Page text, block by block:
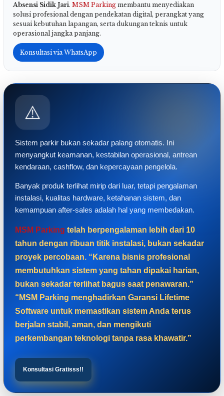
Absensi Sidik Jari. MSM Parking membantu menyediakan
solusi profesional dengan pendekatan digital, perangkat yang
sesuai kebutuhan lapangan, serta dukungan teknis untuk
operasional jangka panjang.
Konsultasi via WhatsApp
⚠️
Sistem parkir bukan sekadar palang otomatis. Ini
menyangkut keamanan, kestabilan operasional, antrean
kendaraan, cashflow, dan kepercayaan pengelola.
Banyak produk terlihat mirip dari luar, tetapi pengalaman
instalasi, kualitas hardware, ketahanan sistem, dan
kemampuan after-sales adalah hal yang membedakan.
MSM Parking telah berpengalaman lebih dari 10
tahun dengan ribuan titik instalasi, bukan sekadar
proyek percobaan. “Karena bisnis profesional
membutuhkan sistem yang tahan dipakai harian,
bukan sekadar terlihat bagus saat penawaran.”
“MSM Parking menghadirkan Garansi Lifetime
Software untuk memastikan sistem Anda terus
berjalan stabil, aman, dan mengikuti
perkembangan teknologi tanpa rasa khawatir.”
Konsultasi Gratisss!!